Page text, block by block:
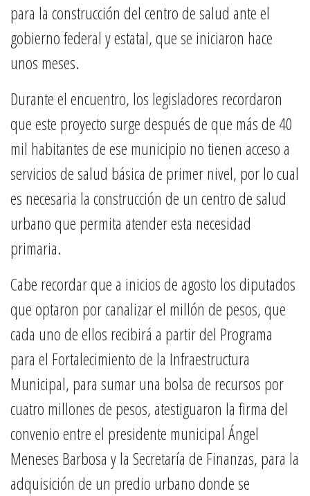
para la construcción del centro de salud ante el
gobierno federal y estatal, que se iniciaron hace
unos meses.
Durante el encuentro, los legisladores recordaron
que este proyecto surge después de que más de 40
mil habitantes de ese municipio no tienen acceso a
servicios de salud básica de primer nivel, por lo cual
es necesaria la construcción de un centro de salud
urbano que permita atender esta necesidad
primaria.
Cabe recordar que a inicios de agosto los diputados
que optaron por canalizar el millón de pesos, que
cada uno de ellos recibirá a partir del Programa
para el Fortalecimiento de la Infraestructura
Municipal, para sumar una bolsa de recursos por
cuatro millones de pesos, atestiguaron la firma del
convenio entre el presidente municipal Ángel
Meneses Barbosa y la Secretaría de Finanzas, para la
adquisición de un predio urbano donde se